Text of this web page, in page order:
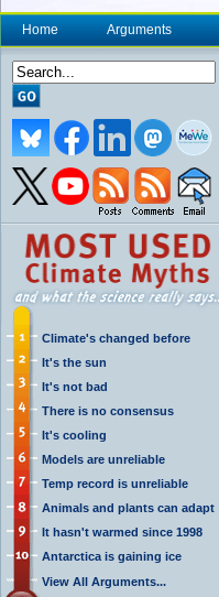
Home Arguments
Climate's changed before
It's the sun
It's not bad
There is no consensus
It's cooling
Models are unreliable
Temp record is unreliable
Animals and plants can adapt
It hasn't warmed since 1998
Antarctica is gaining ice
View All Arguments...